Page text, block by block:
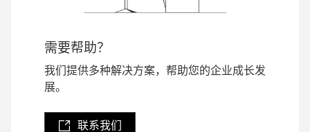
需要帮助？
我们提供多种解决方案，帮助您的企业成长发
展。
联系我们